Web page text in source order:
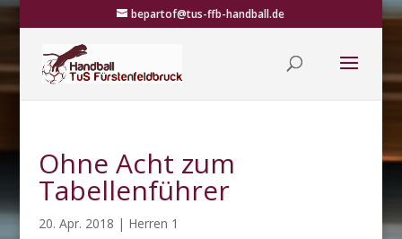
bepartof@tus-ffb-handball.de
Ohne Acht zum
Tabellenführer
20. Apr. 2018 | Herren 1